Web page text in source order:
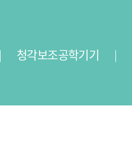
청각보조공학기기